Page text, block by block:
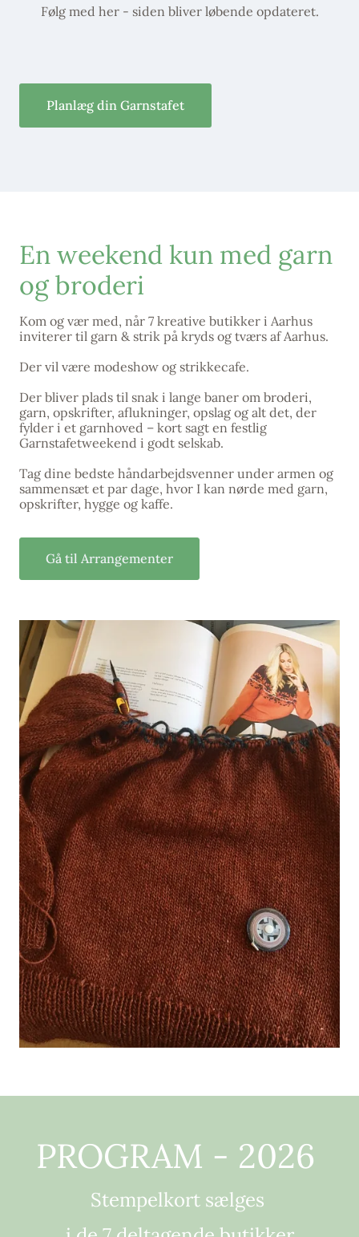
Følg med her - siden bliver løbende opdateret.
Planlæg din Garnstafet
En weekend kun med garn
og broderi
Kom og vær med, når 7 kreative butikker i Aarhus
inviterer til garn & strik på kryds og tværs af Aarhus.
Der vil være modeshow og strikkecafe.
Der bliver plads til snak i lange baner om broderi,
garn, opskrifter, aflukninger, opslag og alt det, der
fylder i et garnhoved – kort sagt en festlig
Garnstafetweekend i godt selskab.
Tag dine bedste håndarbejdsvenner under armen og
sammensæt et par dage, hvor I kan nørde med garn,
opskrifter, hygge og kaffe.
Gå til Arrangementer
PROGRAM - 2026
Stempelkort sælges